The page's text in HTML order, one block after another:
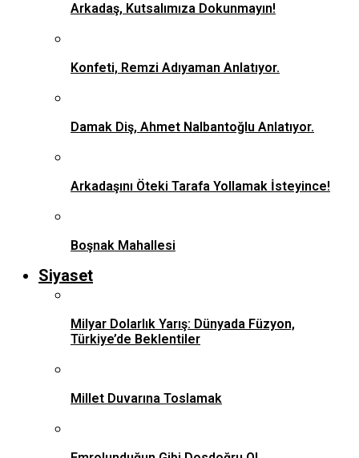
Arkadaş, Kutsalımıza Dokunmayın!
Konfeti, Remzi Adıyaman Anlatıyor.
Damak Diş, Ahmet Nalbantoğlu Anlatıyor.
Arkadaşını Öteki Tarafa Yollamak İsteyince!
Boşnak Mahallesi
Siyaset
Milyar Dolarlık Yarış: Dünyada Füzyon,
Türkiye’de Beklentiler
Millet Duvarına Toslamak